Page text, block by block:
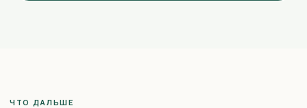
ЧТО ДАЛЬШЕ